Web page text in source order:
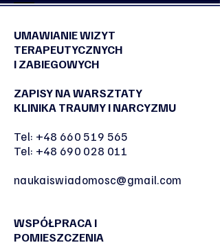
UMAWIANIE WIZYT
TERAPEUTYCZNYCH
I ZABIEGOWYCH
ZAPISY NA WARSZTATY
KLINIKA TRAUMY I NARCYZMU
Tel: +48 660 519 565
Tel: +48 690 028 011
naukaiswiadomosc@gmail.com
WSPÓŁPRACA I
POMIESZCZENIA